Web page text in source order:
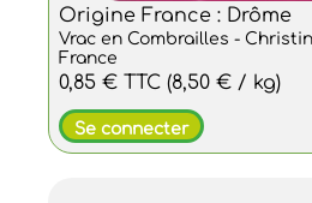
Origine France : Drôme
Vrac en Combrailles -
France
0,85 € TTC (8,50 € / kg)
Se connecter